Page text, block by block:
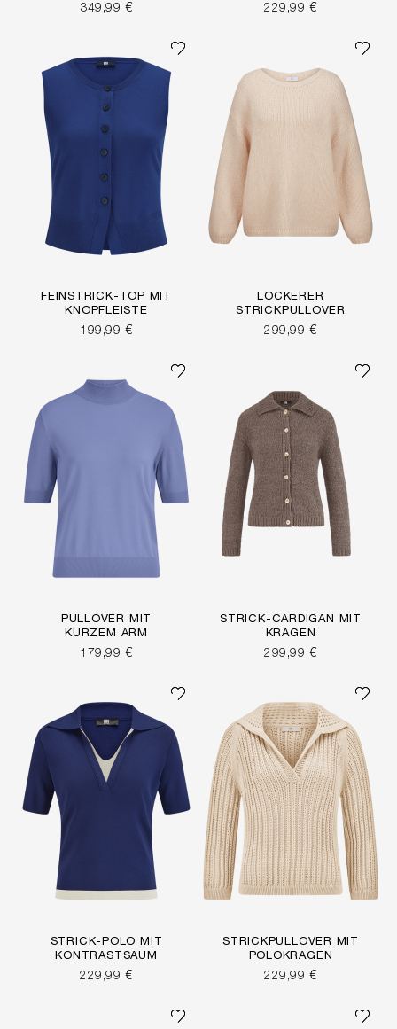
349,99 € 229,99 €
FEINSTRICK-TOP MIT
KNOPFLEISTE
199,99 €
LOCKERER
STRICKPULLOVER
299,99 €
PULLOVER MIT
KURZEM ARM
179,99 €
STRICK-CARDIGAN MIT
KRAGEN
299,99 €
STRICK-POLO MIT
KONTRASTSAUM
229,99 €
STRICKPULLOVER MIT
POLOKRAGEN
229,99 €